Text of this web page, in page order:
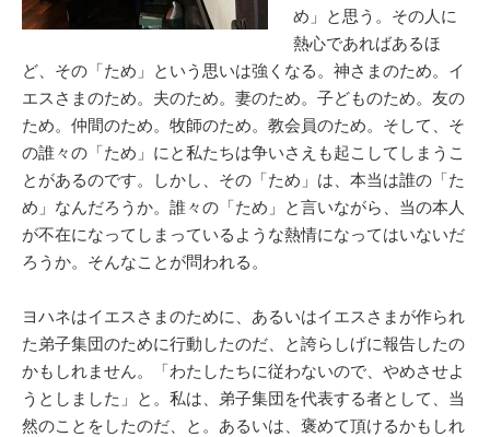
め」と思う。その人に
熱心であればあるほ
ど、その「ため」という思いは強くなる。神さまのため。イ
エスさまのため。夫のため。妻のため。子どものため。友の
ため。仲間のため。牧師のため。教会員のため。そして、そ
の誰々の「ため」にと私たちは争いさえも起こしてしまうこ
とがあるのです。しかし、その「ため」は、本当は誰の「た
め」なんだろうか。誰々の「ため」と言いながら、当の本人
が不在になってしまっているような熱情になってはいないだ
ろうか。そんなことが問われる。
ヨハネはイエスさまのために、あるいはイエスさまが作られ
た弟子集団のために行動したのだ、と誇らしげに報告したの
かもしれません。「わたしたちに従わないので、やめさせよ
うとしました」と。私は、弟子集団を代表する者として、当
然のことをしたのだ、と。あるいは、褒めて頂けるかもしれ